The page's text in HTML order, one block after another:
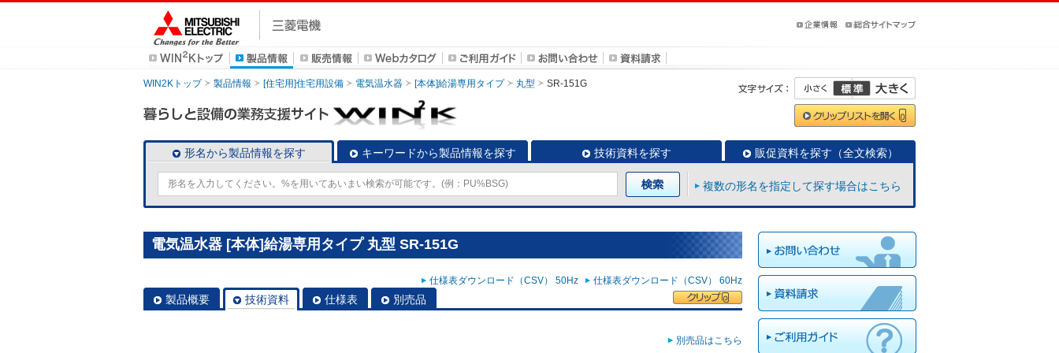
WIN2Kトップ 製品情報 [住宅用]住宅用設備 電気温水器 [本体]給湯専用タイプ 丸型 SR-151G
形名から製品情報を探す キーワードから製品情報を探す 技術資料を探す 販促資料を探す（全文検索）
複数の形名を指定して探す場合はこちら
電気温水器 [本体]給湯専用タイプ 丸型 SR-151G
仕様表ダウンロード（CSV） 50Hz 仕様表ダウンロード（CSV） 60Hz
製品概要 技術資料 仕様表 別売品
別売品はこちら